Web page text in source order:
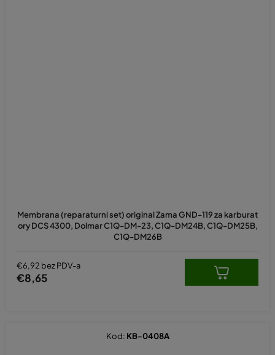
Membrana (reparaturni set) original Zama GND-119 za karburat
ory DCS 4300, Dolmar C1Q-DM-23, C1Q-DM24B, C1Q-DM25B,
C1Q-DM26B
€6,92 bez PDV-a
€8,65
Kod: KB-0408A